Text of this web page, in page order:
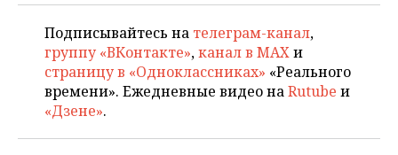
Подписывайтесь на телеграм-канал,
группу «ВКонтакте»,канал в MAXи
страницу в «Одноклассниках» «Реального
времени». Ежедневные видео наRutube и
«Дзене».